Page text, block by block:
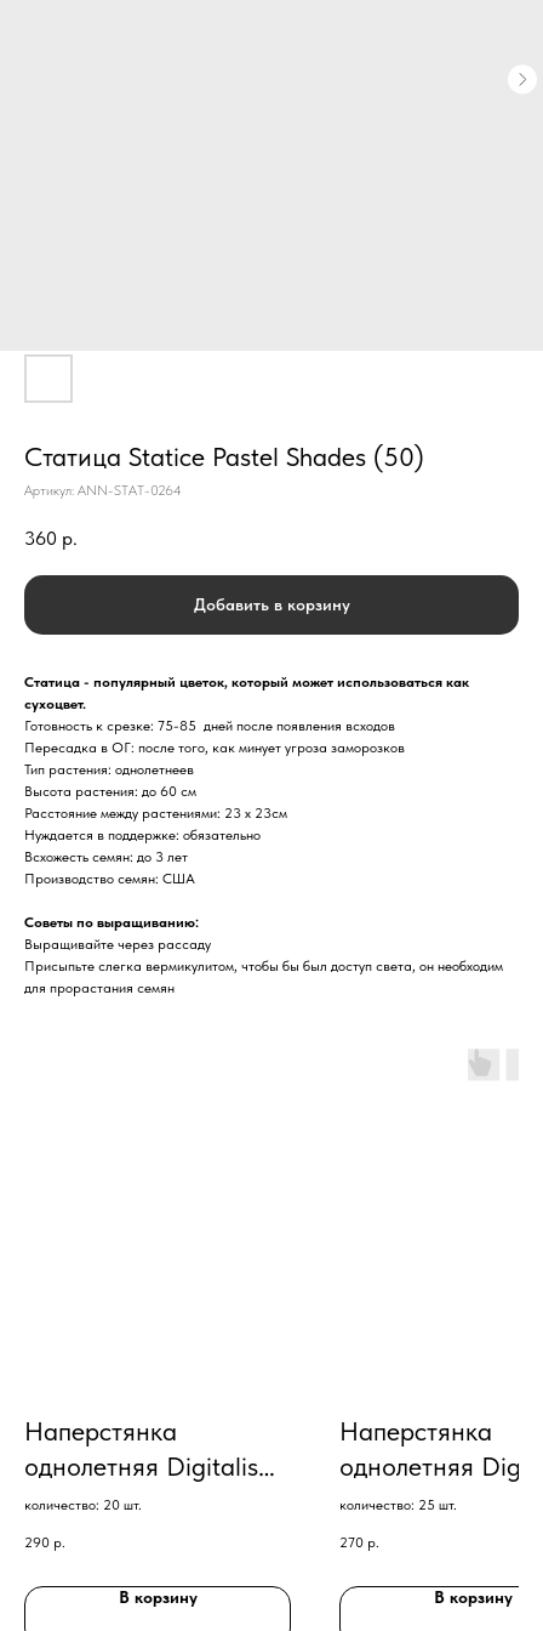
Статица Statice Pastel Shades (50)
Артикул: ANN-STAT-0264
360 р.
Добавить в корзину
Статица - популярный цветок, который может использоваться как
сухоцвет.
Готовность к срезке: 75-85 дней после появления всходов
Пересадка в ОГ: после того, как минует угроза заморозков
Тип растения: однолетнеев
Высота растения: до 60 см
Расстояние между растениями: 23 х 23см
Нуждается в поддержке: обязательно
Всхожесть семян: до 3 лет
Производство семян: США
Советы по выращиванию:
Выращивайте через рассаду
Присыпьте слегка вермикулитом, чтобы бы был доступ света, он необходим
для прорастания семян
Наперстянка
однолетняя Digitalis
Camelot Creme F1 (20)
количество: 20 шт.
290 р.
В корзину
Наперстянка
однолетняя
Camelot White
количество: 25 шт.
270 р.
В корзину